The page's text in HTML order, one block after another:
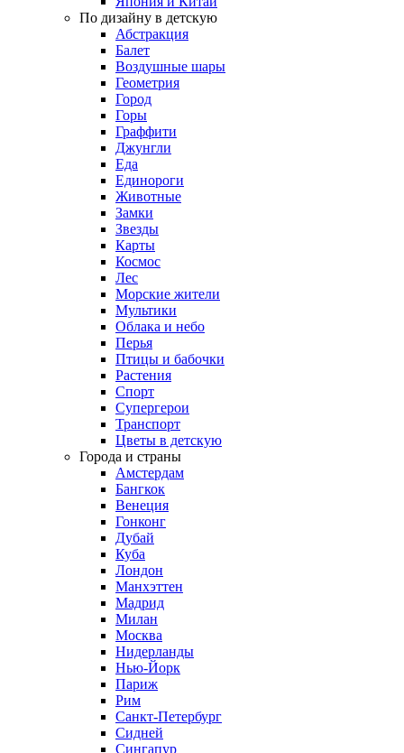
По дизайну в детскую
Абстракция
Балет
Воздушные шары
Геометрия
Город
Горы
Граффити
Джунгли
Еда
Единороги
Животные
Замки
Звезды
Карты
Космос
Лес
Морские жители
Мультики
Облака и небо
Перья
Птицы и бабочки
Растения
Спорт
Супергерои
Транспорт
Цветы в детскую
Города и страны
Амстердам
Бангкок
Венеция
Гонконг
Дубай
Куба
Лондон
Манхэттен
Мадрид
Милан
Москва
Нидерланды
Нью-Йорк
Париж
Рим
Санкт-Петербург
Сидней
Сингапур